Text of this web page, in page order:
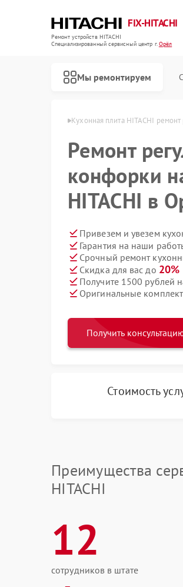
FIX-HITACHI
Ремонт устройств HITACHI
Специализированный cервисный центр г.Орёл
Мы ремонтируем
HITACHI в Орле Кухонная плита HITACHI
Ремонт
конфорки
HITACHI в
Привезем и увезем
Гарантия на наши
Срочный ремонт
Скидка для вас до 20%
Получите 1500 рублей
Оригинальные
Получить
Стоимость
Преимущества
HITACHI
12
сотрудников в штате